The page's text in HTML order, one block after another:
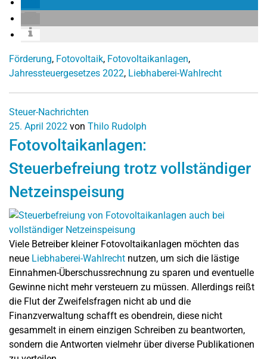
Förderung, Fotovoltaik, Fotovoltaikanlagen,
Jahressteuergesetzes 2022, Liebhaberei-Wahlrecht
Steuer-Nachrichten
25. April 2022 von Thilo Rudolph
Fotovoltaikanlagen:
Steuerbefreiung trotz vollständiger
Netzeinspeisung
Viele Betreiber kleiner Fotovoltaikanlagen möchten das
neue Liebhaberei-Wahlrecht nutzen, um sich die lästige
Einnahmen-Überschussrechnung zu sparen und eventuelle
Gewinne nicht mehr versteuern zu müssen. Allerdings reißt
die Flut der Zweifelsfragen nicht ab und die
Finanzverwaltung schafft es obendrein, diese nicht
gesammelt in einem einzigen Schreiben zu beantworten,
sondern die Antworten vielmehr über diverse Publikationen